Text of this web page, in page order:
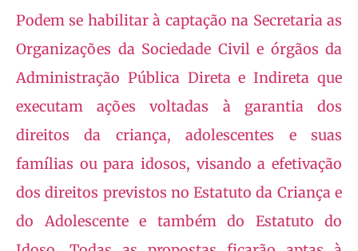
Podem se habilitar à captação na Secretaria as
Organizações da Sociedade Civil e órgãos da
Administração Pública Direta e Indireta que
executam ações voltadas à garantia dos
direitos da criança, adolescentes e suas
famílias ou para idosos, visando a efetivação
dos direitos previstos no Estatuto da Criança e
do Adolescente e também do Estatuto do